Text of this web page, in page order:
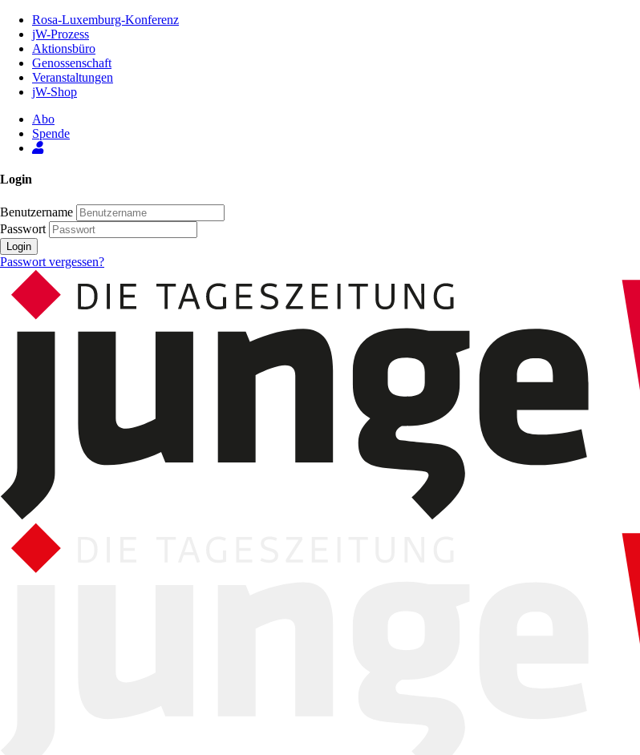
Inhalt
Seite
Rosa-Luxemburg-Konferenz
jW-Prozess
Aktionsbüro
Genossenschaft
Veranstaltungen
jW-Shop
Abo
Spende
Login
Benutzername
Passwort
Login
Passwort vergessen?